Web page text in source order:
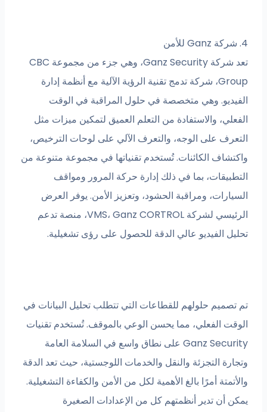
4. شركة Ganz للأمن
تعد شركة Ganz Security، وهي جزء من مجموعة CBC
Group، شركة تدمج تقنية الرؤية الآلية مع أنظمة إدارة
الفيديو. وهي متخصصة في حلول المراقبة في الوقت
الفعلي، والاستفادة من التعلم العميق لتمكين ميزات مثل
التعرف على الوجه، والتعرف الآلي على لوحات الترخيص،
واكتشاف الكائنات. تُستخدم تقنياتها في مجموعة متنوعة من
التطبيقات، بما في ذلك إدارة حركة المرور ومواقف
السيارات، ومراقبة الحشود، وتعزيز الأمن. يوفر العرض
الرئيسي لشركة VMS، Ganz CORTROL، منصة تدعم
تحليل الفيديو عالي الدقة للحصول على رؤى تشغيلية.
تم تصميم حلولهم للقطاعات التي تتطلب تحليل البيانات في
الوقت الفعلي، مما يحسن الوعي بالموقف. تُستخدم تقنيات
Ganz Security على نطاق واسع في السلامة العامة
وتجارة التجزئة والنقل والخدمات اللوجستية، حيث تعد الدقة
والأتمتة أمرًا بالغ الأهمية لكل من الأمن والكفاءة التشغيلية.
يمكن أن تدير أنظمتهم كل من الإعدادات الصغيرة